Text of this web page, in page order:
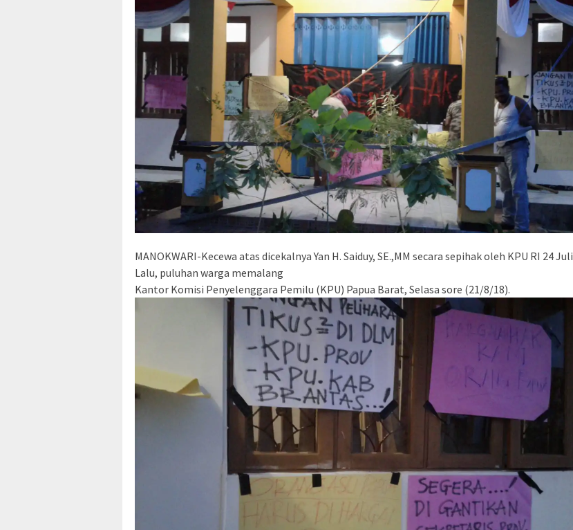
MANOKWARI-Kecewa atas dicekalnya Yan H. Saiduy, SE.,MM secara sepihak oleh KPU RI 24 Juli
Lalu, puluhan warga memalang
Kantor Komisi Penyelenggara Pemilu (KPU) Papua Barat, Selasa sore (21/8/18).